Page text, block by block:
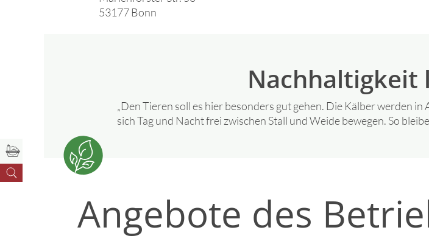
53177 Bonn
Nachhaltigkeit
„Den Tieren soll es hier besonders gut gehen. Die Kälber werden
sich Tag und Nacht frei zwischen Stall und Weide bewegen. So
Angebote des